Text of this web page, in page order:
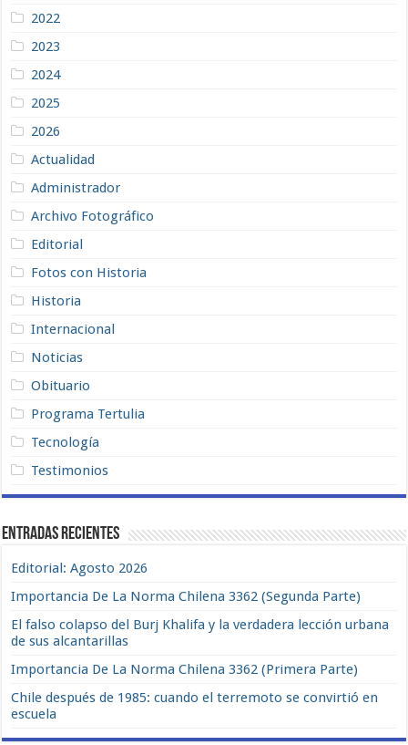
2022
2023
2024
2025
2026
Actualidad
Administrador
Archivo Fotográfico
Editorial
Fotos con Historia
Historia
Internacional
Noticias
Obituario
Programa Tertulia
Tecnología
Testimonios
Entradas recientes
Editorial: Agosto 2026
Importancia De La Norma Chilena 3362 (Segunda Parte)
El falso colapso del Burj Khalifa y la verdadera lección urbana
de sus alcantarillas
Importancia De La Norma Chilena 3362 (Primera Parte)
Chile después de 1985: cuando el terremoto se convirtió en
escuela